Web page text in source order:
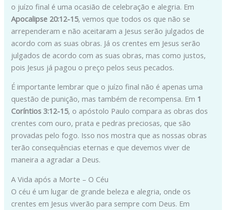
o juízo final é uma ocasião de celebração e alegria. Em
Apocalipse 20:12-15, vemos que todos os que não se
arrependeram e não aceitaram a Jesus serão julgados de
acordo com as suas obras. Já os crentes em Jesus serão
julgados de acordo com as suas obras, mas como justos,
pois Jesus já pagou o preço pelos seus pecados.
É importante lembrar que o juízo final não é apenas uma
questão de punição, mas também de recompensa. Em 1
Coríntios 3:12-15, o apóstolo Paulo compara as obras dos
crentes com ouro, prata e pedras preciosas, que são
provadas pelo fogo. Isso nos mostra que as nossas obras
terão consequências eternas e que devemos viver de
maneira a agradar a Deus.
A Vida após a Morte – O Céu
O céu é um lugar de grande beleza e alegria, onde os
crentes em Jesus viverão para sempre com Deus. Em